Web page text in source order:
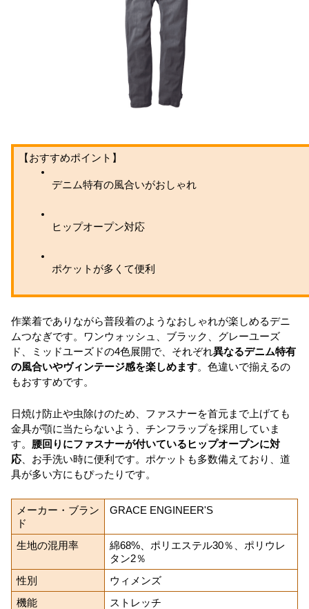
【おすすめポイント】
デニム特有の風合いがおしゃれ
ヒップオープン対応
ポケットが多くて便利
作業着でありながら普段着のようなおしゃれが楽しめるデニ
ムつなぎです。ワンウォッシュ、ブラック、グレーユーズ
ド、ミッドユーズドの4色展開で、それぞれ異なるデニム特有
の風合いやヴィンテージ感を楽しめます。色違いで揃えるの
もおすすめです。
日焼け防止や虫除けのため、ファスナーを首元まで上げても
金具が顎に当たらないよう、チンフラップを採用していま
す。 腰回りにファスナーが付いているヒップオープンに対
応 、お手洗い時に便利です。ポケットも多数備えており、道
具が多い方にもぴったりです。
メーカー・ブラン
ド
GRACE ENGINEER'S
生地の混用率
綿68%、ポリエステル30％、ポリウレ
タン2％
性別
ウィメンズ
機能
ストレッチ